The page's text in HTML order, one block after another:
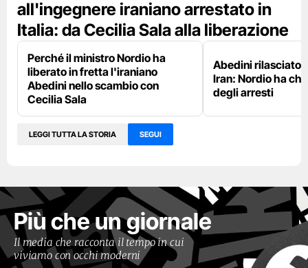
all'ingegnere iraniano arrestato in
Italia: da Cecilia Sala alla liberazione
Perché il ministro Nordio ha
liberato in fretta l'iraniano
Abedini nello scambio con
Cecilia Sala
Abedini rilasciato
Iran: Nordio ha
degli arresti
LEGGI TUTTA LA STORIA SEGUI
Più che un giornale
Il media che racconta il tempo in cui
viviamo con occhi moderni